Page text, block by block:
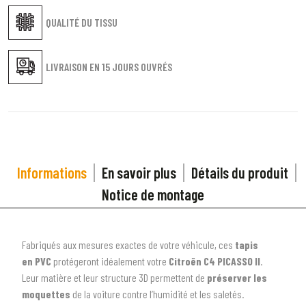
QUALITÉ DU TISSU
LIVRAISON EN 15 JOURS OUVRÉS
Informations En savoir plus
Détails du produit
Notice de montage
Fabriqués aux mesures exactes de votre véhicule, ces tapis
en PVC protégeront idéalement votre Citroën C4 PICASSO II
Leur matière et leur structure 3D permettent de préserver les
moquettes de la voiture contre l’humidité et les saletés.